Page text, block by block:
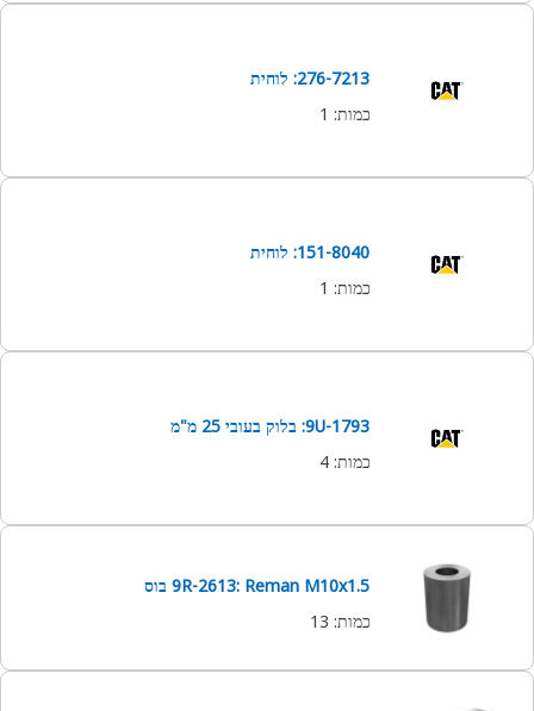
276-7213: לוחית
כמות:
1
151-8040: לוחית
כמות:
1
9U-1793: בלוק בעובי 25 מ"מ
כמות:
4
9R-2613: Reman M10x1.5 בוס
כמות:
13